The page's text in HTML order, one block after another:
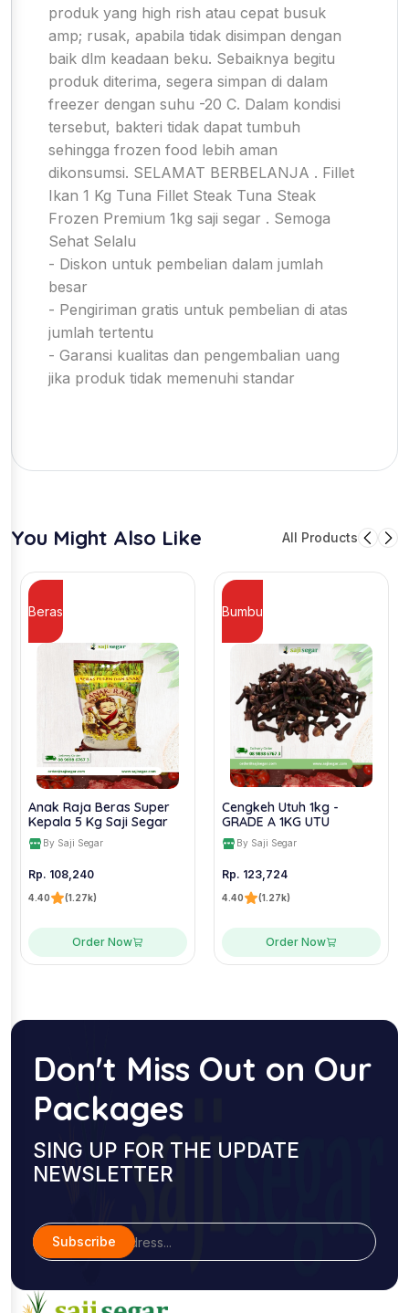
produk yang high rish atau cepat busuk
amp; rusak, apabila tidak disimpan dengan
baik dlm keadaan beku. Sebaiknya begitu
produk diterima, segera simpan di dalam
freezer dengan suhu -20 C. Dalam kondisi
tersebut, bakteri tidak dapat tumbuh
sehingga frozen food lebih aman
dikonsumsi. SELAMAT BERBELANJA . Fillet
Ikan 1 Kg Tuna Fillet Steak Tuna Steak
Frozen Premium 1kg saji segar . Semoga
Sehat Selalu
- Diskon untuk pembelian dalam jumlah
besar
- Pengiriman gratis untuk pembelian di atas
jumlah tertentu
- Garansi kualitas dan pengembalian uang
jika produk tidak memenuhi standar
You Might Also Like All Products
Beras
Anak Raja Beras Super
Kepala 5 Kg Saji Segar
By Saji Segar
Rp. 108,240
4.40 (1.27k)
Order Now
Bumbu
Cengkeh Utuh 1kg -
GRADE A 1KG UTU
By Saji Segar
Rp. 123,724
4.40 (1.27k)
Order Now
Don't Miss Out on Our
Packages
SING UP FOR THE UPDATE
NEWSLETTER
Subscribe